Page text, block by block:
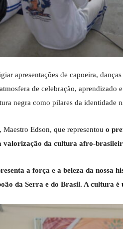
apresentações de capoeira,
de celebração,
negra como pilares da identidade
Edson, que representou o
valorização da cultura afro-
a força e a beleza da
da Serra e do Brasil. A cultura é